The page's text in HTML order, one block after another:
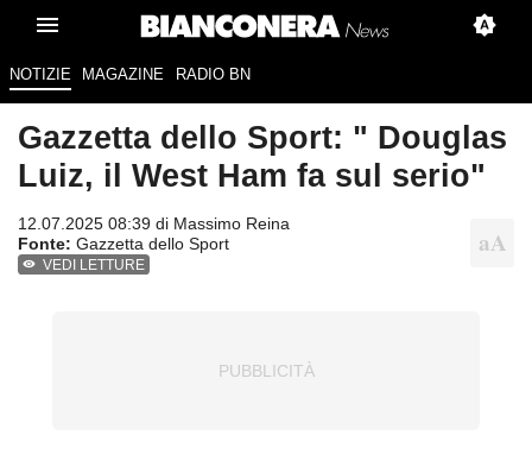
NOTIZIE MAGAZINE RADIO BN
Gazzetta dello Sport: " Douglas
Luiz, il West Ham fa sul serio"
12.07.2025 08:39 di Massimo Reina
Fonte: Gazzetta dello Sport
VEDI LETTURE